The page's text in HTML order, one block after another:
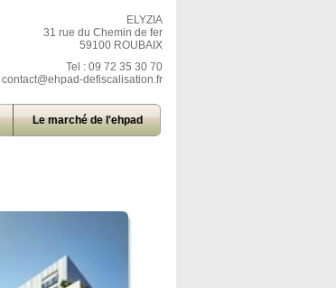
ELYZIA
31 rue du Chemin de fer
59100 ROUBAIX
Tel : 09 72 35 30 70
contact@ehpad-defiscalisation.fr
Le marché de l'ehpad